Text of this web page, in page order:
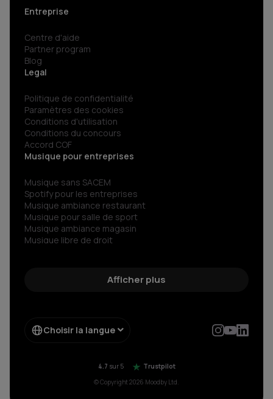
Entreprise
Centre d'aide
Partner program
Blog
Legal
Politique de confidentialité
Paramètres des cookies
Conditions d'utilisation
Conditions du concours
Accord COF
Musique pour entreprises
Musique sans SACEM
Spotify pour les entreprises
Musique ambiance restaurant
Musique pour salle de sport
Musique ambiance magasin
Musique libre de droit
Découvrez le son libre de droit d’exception
Streaming musical pour votre entreprise
Afficher plus
Choisir la langue
4.7 sur 5
Trustpilot
© Copyright 2026 Moodby Ltd.